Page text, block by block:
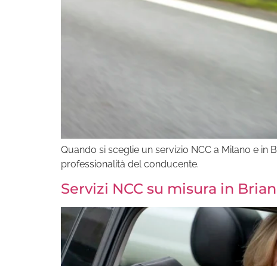
Quando si sceglie un servizio NCC a Milano e
professionalità del conducente.
Servizi NCC su misura in